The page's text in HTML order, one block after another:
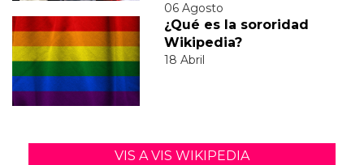
06 Agosto
¿Qué es la sororidad
Wikipedia?
18 Abril
VIS A VIS WIKIPEDIA